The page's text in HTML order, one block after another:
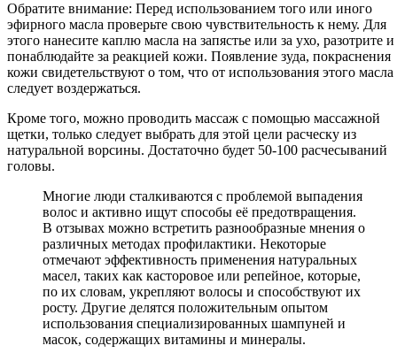
Обратите внимание: Перед использованием того или иного
эфирного масла проверьте свою чувствительность к нему. Для
этого нанесите каплю масла на запястье или за ухо, разотрите и
понаблюдайте за реакцией кожи. Появление зуда, покраснения
кожи свидетельствуют о том, что от использования этого масла
следует воздержаться.
Кроме того, можно проводить массаж с помощью массажной
щетки, только следует выбрать для этой цели расческу из
натуральной ворсины. Достаточно будет 50-100 расчесываний
головы.
Многие люди сталкиваются с проблемой выпадения
волос и активно ищут способы её предотвращения.
В отзывах можно встретить разнообразные мнения о
различных методах профилактики. Некоторые
отмечают эффективность применения натуральных
масел, таких как касторовое или репейное, которые,
по их словам, укрепляют волосы и способствуют их
росту. Другие делятся положительным опытом
использования специализированных шампуней и
масок, содержащих витамины и минералы.